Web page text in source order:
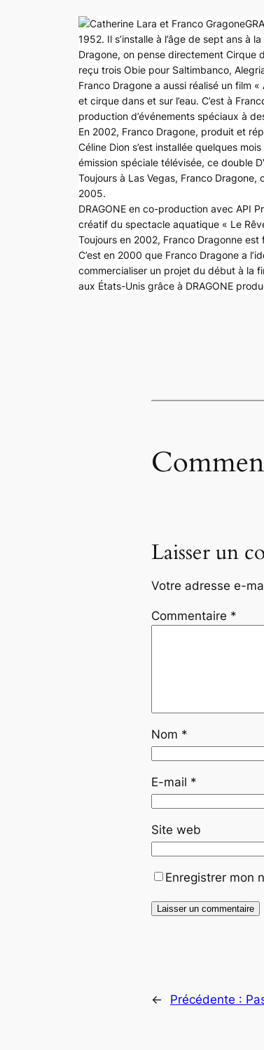
1952. Il s’installe à l’âge de sept ans à
Dragone, on pense directement Cirque
reçu trois Obie pour Saltimbanco,
Franco Dragone a aussi réalisé un film
et cirque dans et sur l’eau. C’est à
production d’événements spéciaux à
En 2002, Franco Dragone, produit et
Céline Dion s’est installée quelques
émission spéciale télévisée, ce double
Toujours à Las Vegas, Franco
2005.
DRAGONE en co-production avec API
créatif du spectacle aquatique « Le
Toujours en 2002, Franco Dragonne
C’est en 2000 que Franco Dragone a
commercialiser un projet du début à la
aux États-Unis grâce à DRAGONE
Laisser un
Votre adresse e-
Commentaire *
Nom *
E-mail *
Site web
Enregistrer mon
← Précédente :